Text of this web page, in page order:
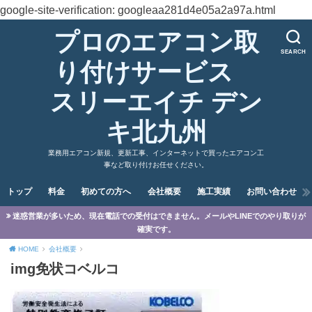
google-site-verification: googleaa281d4e05a2a97a.html
SEARCH
プロのエアコン取
り付けサービス
スリーエイチ デン
キ北九州
業務用エアコン新規、更新工事、インターネットで買ったエアコン工
事など取り付けお任せください。
トップ 料金 初めての方へ 会社概要 施工実績 お問い合わせ
迷惑営業が多いため、現在電話での受付はできません。メールやLINEでのやり取りが
確実です。
HOME 会社概要
img免状コベルコ